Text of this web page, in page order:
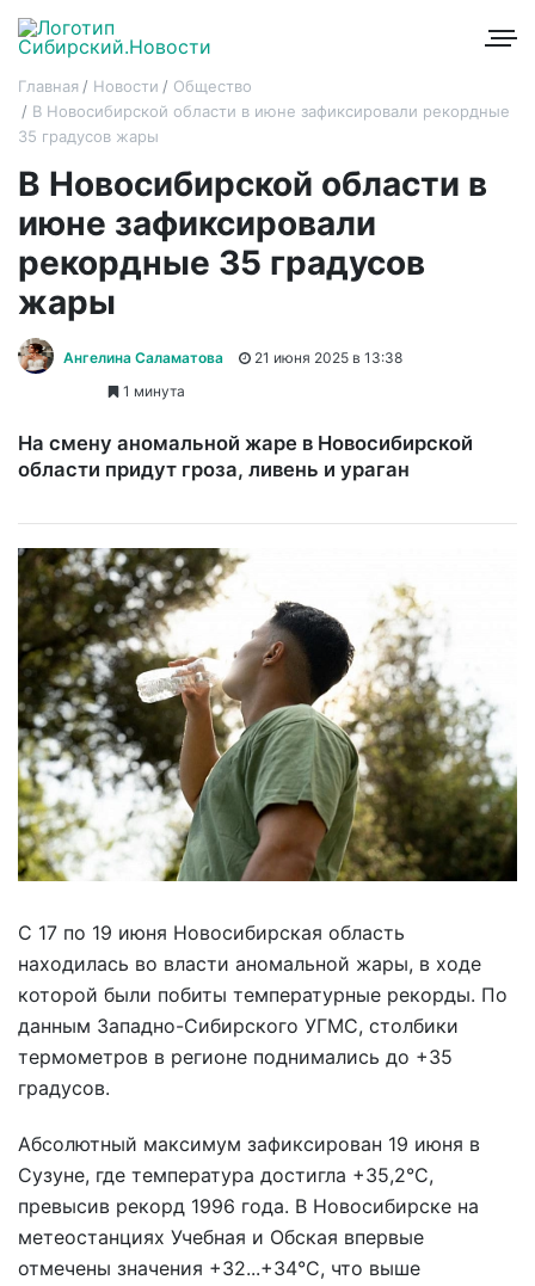
Главная Новости
Общество
В Новосибирской области в июне зафиксировали рекордные
35 градусов жары
В Новосибирской области в
июне зафиксировали
рекордные 35 градусов
жары
Ангелина Саламатова
21 июня 2025 в 13:38
1 минута
На смену аномальной жаре в Новосибирской
области придут гроза, ливень и ураган
С 17 по 19 июня Новосибирская область
находилась во власти аномальной жары, в ходе
которой были побиты температурные рекорды. По
данным Западно-Сибирского УГМС, столбики
термометров в регионе поднимались до +35
градусов.
Абсолютный максимум зафиксирован 19 июня в
Сузуне, где температура достигла +35,2°C,
превысив рекорд 1996 года. В Новосибирске на
метеостанциях Учебная и Обская впервые
отмечены значения +32...+34°C, что выше